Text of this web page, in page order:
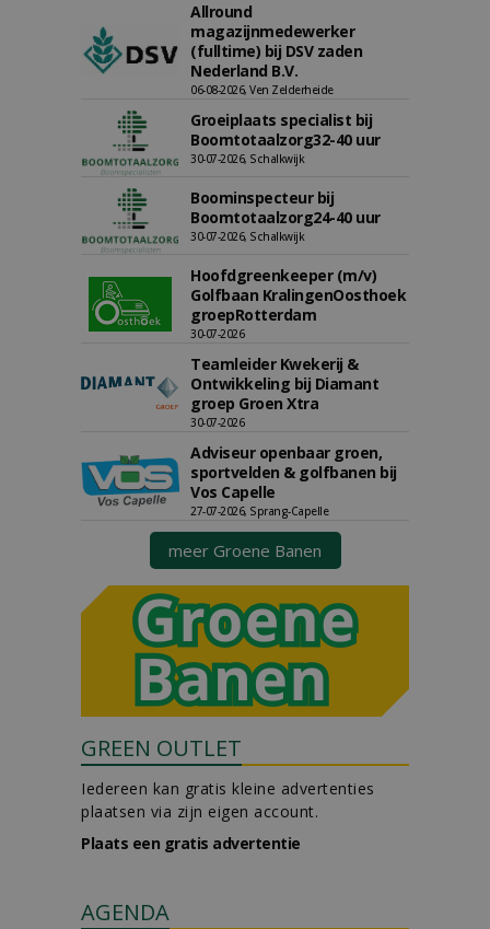
Allround
magazijnmedewerker
(fulltime) bij DSV zaden
Nederland B.V.
06-08-2026, Ven Zelderheide
Groeiplaats specialist bij
Boomtotaalzorg32-40 uur
30-07-2026, Schalkwijk
Boominspecteur bij
Boomtotaalzorg24-40 uur
30-07-2026, Schalkwijk
Hoofdgreenkeeper (m/v)
Golfbaan KralingenOosthoek
groepRotterdam
30-07-2026
Teamleider Kwekerij &
Ontwikkeling bij Diamant
groep Groen Xtra
30-07-2026
Adviseur openbaar groen,
sportvelden & golfbanen bij
Vos Capelle
27-07-2026, Sprang-Capelle
meer Groene Banen
GREEN OUTLET
Iedereen kan gratis kleine advertenties
plaatsen via zijn eigen account.
Plaats een gratis advertentie
AGENDA